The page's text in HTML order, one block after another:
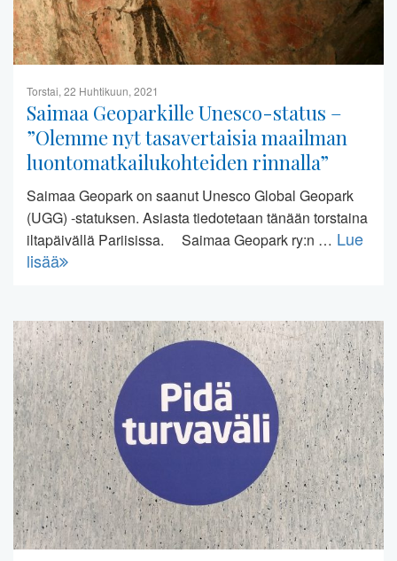
Torstai, 22 Huhtikuun, 2021
Saimaa Geoparkille Unesco-status –
”Olemme nyt tasavertaisia maailman
luontomatkailukohteiden rinnalla”
Saimaa Geopark on saanut Unesco Global Geopark
(UGG) -statuksen. Asiasta tiedotetaan tänään torstaina
iltapäivällä Pariisissa. Saimaa Geopark ry:n … Lue
lisää